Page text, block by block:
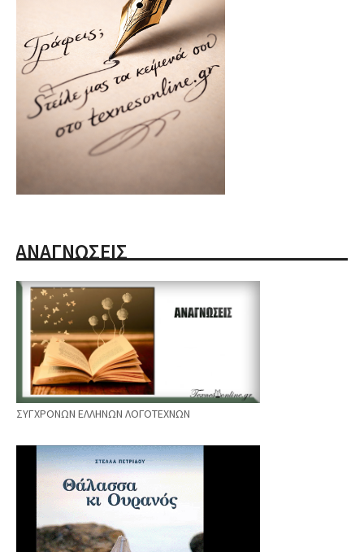
ΑΝΑΓΝΩΣΕΙΣ
ΣΥΓΧΡΟΝΩΝ ΕΛΛΗΝΩΝ ΛΟΓΟΤΕΧΝΩΝ